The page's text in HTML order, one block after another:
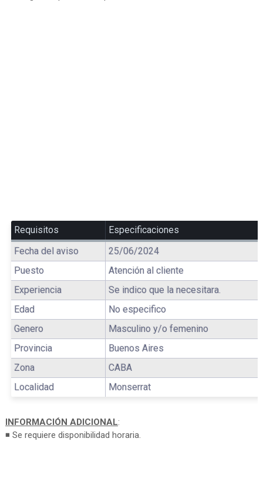
Requisitos
Especificaciones
Fecha del aviso
25/06/2024
Puesto
Atención al cliente
Experiencia
Se indico que la necesitara.
Edad
No especifico
Genero
Masculino y/o femenino
Provincia
Buenos Aires
Zona
CABA
Localidad
Monserrat
INFORMACIÓN ADICIONAL:
◾ Se requiere disponibilidad horaria.